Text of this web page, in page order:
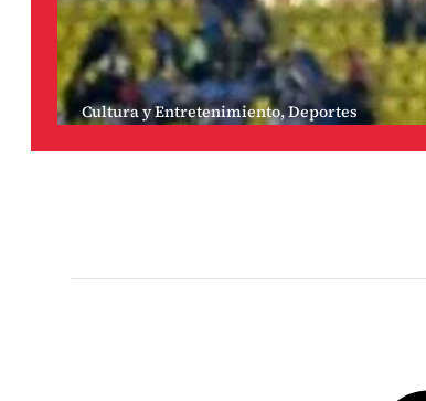
Cultura y Entretenimiento,Deportes